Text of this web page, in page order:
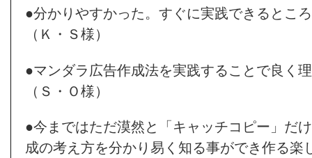
●分かりやすかった。すぐに実践できるとこ
（Ｋ・Ｓ様）
●マンダラ広告作成法を実践することで良く
（Ｓ・Ｏ様）
●今まではただ漠然と「キャッチコピー」だ
成の考え方を分かり易く知る事ができ作る楽